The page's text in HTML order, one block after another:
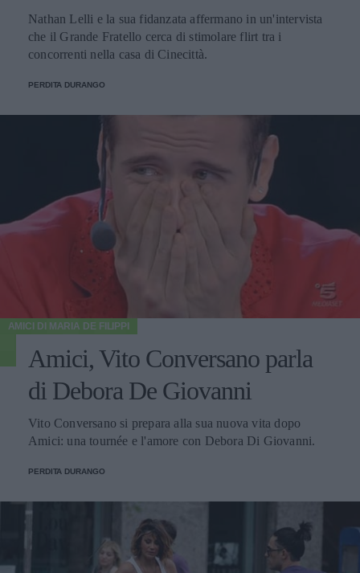
Nathan Lelli e la sua fidanzata affermano in un'intervista
che il Grande Fratello cerca di stimolare flirt tra i
concorrenti nella casa di Cinecittà.
PERDITA DURANGO
AMICI DI MARIA DE FILIPPI
Amici, Vito Conversano parla
di Debora De Giovanni
Vito Conversano si prepara alla sua nuova vita dopo
Amici: una tournée e l'amore con Debora Di Giovanni.
PERDITA DURANGO